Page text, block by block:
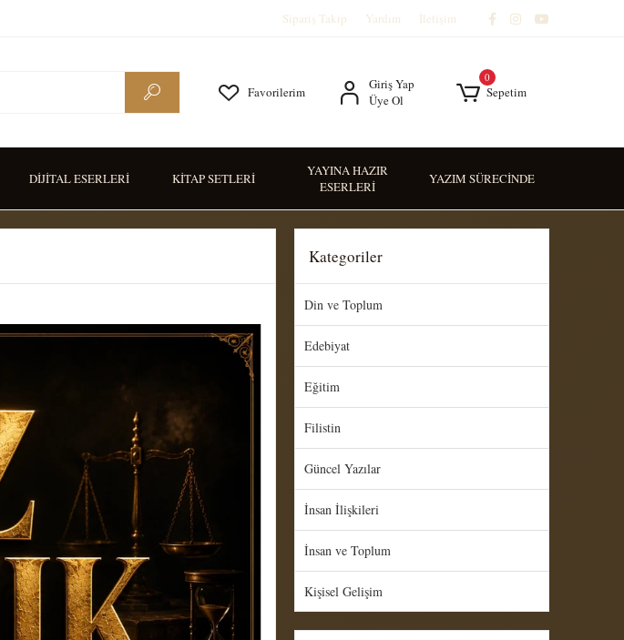
Sipariş Takip Yardım İletişim
Favorilerim
Giriş Yap
Üye Ol
0
Sepetim
DİJİTAL ESERLERİ KİTAP SETLERİ
YAYINA HAZIR
ESERLERİ
YAZIM SÜRECİNDE
Kategoriler
Din ve Toplum
Edebiyat
Eğitim
Filistin
Güncel Yazılar
İnsan İlişkileri
İnsan ve Toplum
Kişisel Gelişim